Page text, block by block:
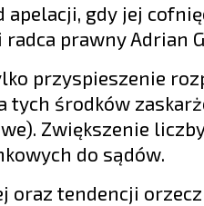
apelacji, gdy jej
prawny Adrian
przyspieszenie
tych środków
Zwiększenie
do sądów.
oraz tendencji